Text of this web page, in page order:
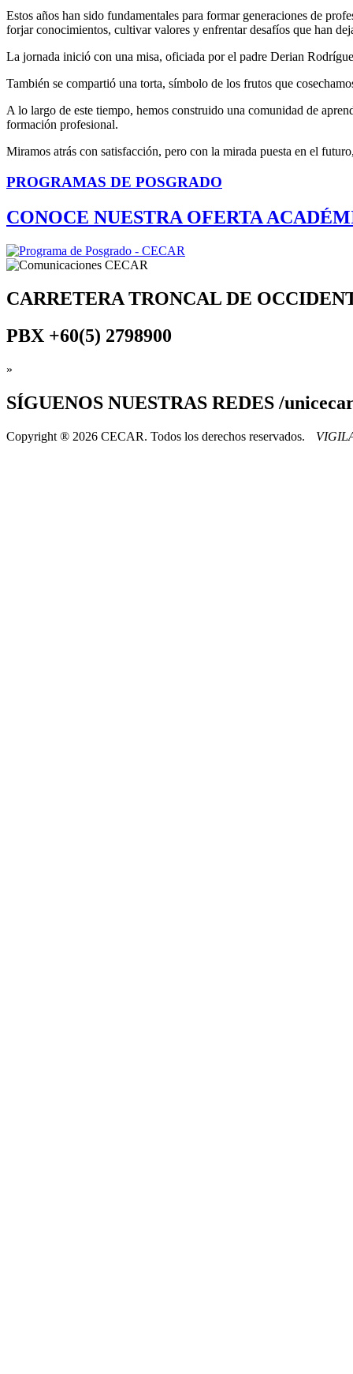
Estos años han sido fundamentales para formar generaciones de
forjar conocimientos, cultivar valores y enfrentar desafíos que han
La jornada inició con una misa, oficiada por el padre Derian
También se compartió una torta, símbolo de los frutos que
A lo largo de este tiempo, hemos construido una comunidad de
formación profesional.
Miramos atrás con satisfacción, pero con la mirada puesta en el
PROGRAMAS DE POSGRADO
CONOCE NUESTRA OFERTA
CARRETERA TRONCAL DE
PBX +60(5) 2798900
»
SÍGUENOS NUESTRAS REDES /
Copyright ® 2026 CECAR. Todos los derechos reservados.